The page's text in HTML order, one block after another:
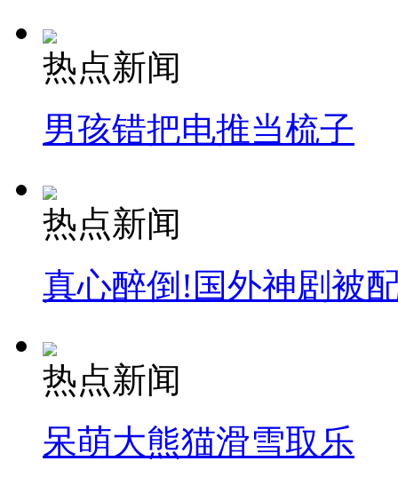
热点新闻
男孩错把电推当梳子
热点新闻
真心醉倒!国外神剧被
热点新闻
呆萌大熊猫滑雪取乐